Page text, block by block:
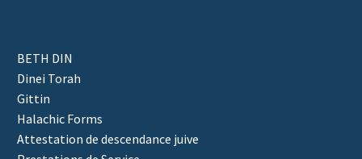
BETH DIN
Dinei Torah
Gittin
Halachic Forms
Attestation de descendance juive